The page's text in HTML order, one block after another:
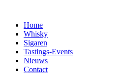
Home
Whisky
Sigaren
Tastings-Events
Nieuws
Contact